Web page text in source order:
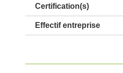
Certification(s)
Effectif entreprise